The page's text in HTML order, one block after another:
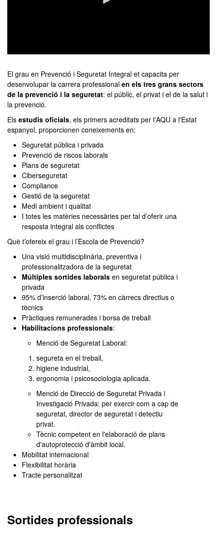
of
0
seconds
El grau en Prevenció i Seguretat Integral et capacita per
desenvolupar la carrera professional en els tres grans sectors
de la prevenció i la seguretat: el públic, el privat i el de la salut i
la prevenció.
Els estudis oficials, els primers acreditats per l'AQU a l'Estat
espanyol, proporcionen coneixements en:
Seguretat pública i privada
Prevenció de riscos laborals
Plans de seguretat
Ciberseguretat
Compliance
Gestió de la seguretat
Medi ambient i qualitat
I totes les matèries necessàries per tal d’oferir una
resposta integral als conflictes
Què t’ofereix el grau i l’Escola de Prevenció?
Una visió multidisciplinària, preventiva i
professionalitzadora de la seguretat
Múltiples sortides laborals en seguretat pública i
privada
95% d’inserció laboral, 73% en càrrecs directius o
tècnics
Pràctiques remunerades i borsa de treball
Habilitacions professionals:
Menció de Seguretat Laboral:
segureta en el treball,
higiene industrial,
ergonomia i psicosociologia aplicada.
Menció de Direcció de Seguretat Privada i
Investigació Privada: per exercir com a cap de
seguretat, director de seguretat i detectiu
privat.
Tècnic competent en l'elaboració de plans
d'autoprotecció d'àmbit local.
Mobilitat internacional
Flexibilitat horària
Tracte personalitzat
Sortides professionals